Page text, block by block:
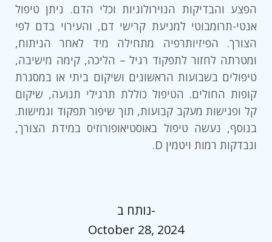
הפצע והבדיקות הנוירולוגיות וכלי הדם. ניתן טיפול
אנטי-תרומבוטי למניעת קרישי דם, והעירוי בדם לפי
הצורך. הפיזיותרפיה מתחילה מיד לאחר הניתוח,
ומטרתה לחזור לתפקוד רגיל – הליכה, קימה מישיבה,
טיפולים בשבועות הראשונים ושיקום ביתי או במסגרת
קופות החולים. הטיפול כוללת תרגילי תנועה, שיקום
קל ופגישות מעקב קבועות, תוך שיפור תפקוד וגמישות.
בנוסף, נעשה טיפול באוסטיאופורוזיס במידת הצורך,
ונבדקות רמות ויטמין D.
נותח ב-
October 28, 2024